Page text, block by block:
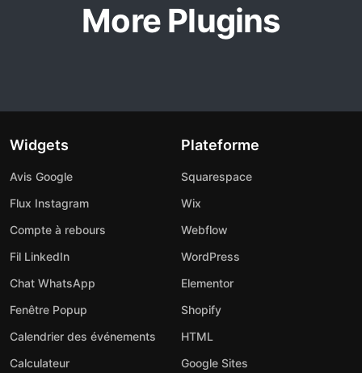
More Plugins
Widgets
Avis Google
Flux Instagram
Compte à rebours
Fil LinkedIn
Chat WhatsApp
Fenêtre Popup
Calendrier des événements
Calculateur
Plateforme
Squarespace
Wix
Webflow
WordPress
Elementor
Shopify
HTML
Google Sites